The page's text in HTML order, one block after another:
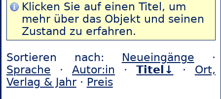
Klicken Sie auf einen Titel, um
mehr über das Objekt und seinen
Zustand zu erfahren.
Sortieren nach: Neueingänge ·
Sprache ·Autor:in ·Titel↓ · Ort,
Verlag & Jahr· Preis